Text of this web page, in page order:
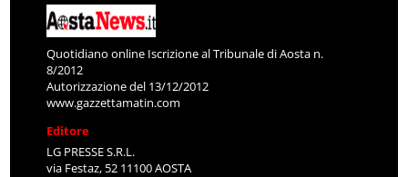
Quotidiano online Iscrizione al Tribunale di Aosta n.
8/2012
Autorizzazione del 13/12/2012
www.gazzettamatin.com
Editore
LG PRESSE S.R.L.
via Festaz, 52 11100 AOSTA